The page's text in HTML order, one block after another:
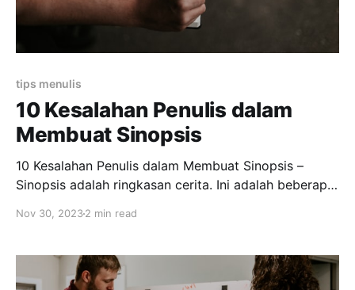
tips menulis
10 Kesalahan Penulis dalam
Membuat Sinopsis
10 Kesalahan Penulis dalam Membuat Sinopsis –
Sinopsis adalah ringkasan cerita. Ini adalah beberapa
membuat sinopsis novel. Salah Kaprah dalam
contohnya menjadi salah satu hal yang masih sering
tidak dipahami (calon) penulis. Kebanyakan dari
Nov 30, 20232 min read